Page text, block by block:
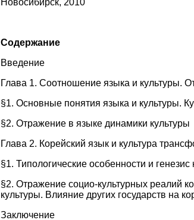
Содержание
Введение
Глава 1. Соотношение языка и культуры.
§1. Основные понятия языка и культуры.
§2. Отражение в языке динамики культуры
Глава 2. Корейский язык и культура
§1. Типологические особенности и генезис
§2. Отражение социо-культурных реалий
культуры. Влияние других государств на
Заключение